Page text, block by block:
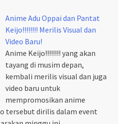
Anime Adu Oppai dan Pantat
Keijo!!!!!!!! Merilis Visual dan
Video Baru!
Anime Keijo!!!!!!!! yang akan
tayang di musim depan,
kembali merilis visual dan juga
video baru untuk
mempromosikan anime
tersebut dirilis dalam event